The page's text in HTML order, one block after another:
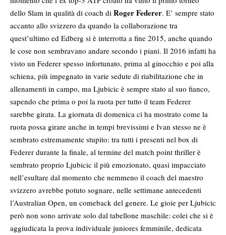
dello Slam in qualità di coach di Roger Federer. E’ sempre stato
accanto allo svizzero da quando la collaborazione tra
quest’ultimo ed Edberg si è interrotta a fine 2015, anche quando
le cose non sembravano andare secondo i piani. Il 2016 infatti ha
visto un Federer spesso infortunato, prima al ginocchio e poi alla
schiena, più impegnato in varie sedute di riabilitazione che in
allenamenti in campo, ma Ljubicic è sempre stato al suo fianco,
sapendo che prima o poi la ruota per tutto il team Federer
sarebbe girata. La giornata di domenica ci ha mostrato come la
ruota possa girare anche in tempi brevissimi e Ivan stesso ne è
sembrato estremamente stupito: tra tutti i presenti nel box di
Federer durante la finale, al termine del match point thriller è
sembrato proprio Ljubicic il più emozionato, quasi impacciato
nell’esultare dal momento che nemmeno il coach del maestro
svizzero avrebbe potuto sognare, nelle settimane antecedenti
l’Australian Open, un comeback del genere. Le gioie per Ljubicic
però non sono arrivate solo dal tabellone maschile: colei che si è
aggiudicata la prova individuale juniores femminile, dedicata